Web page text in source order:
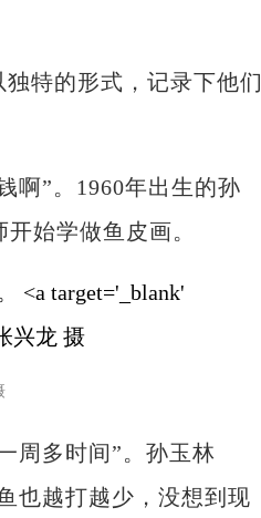
特的形式，记录下他们
”。1960年出生的孙
始学做鱼皮画。
多时间”。孙玉林
也越打越少，没想到现